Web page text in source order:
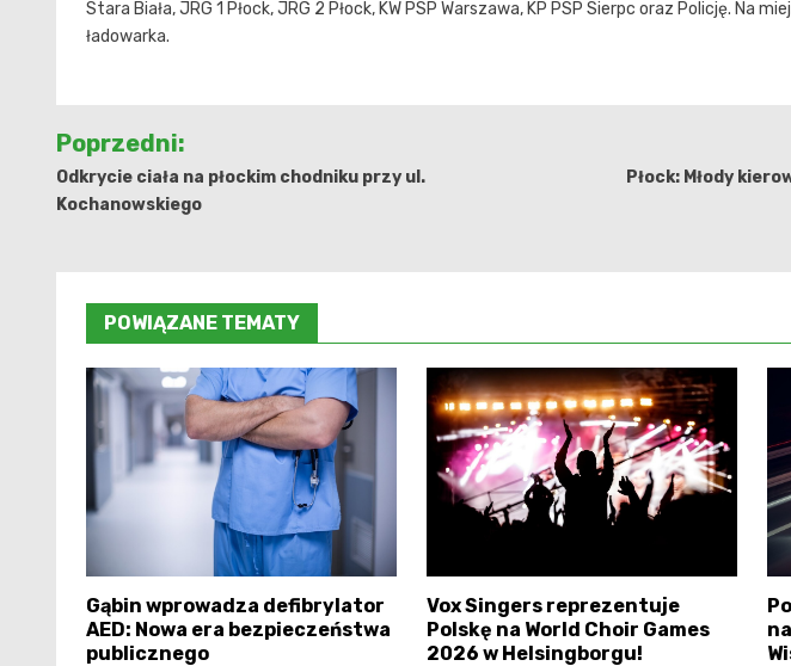
Stara Biała, JRG 1 Płock, JRG 2 Płock, KW PSP Warszawa, KP PSP Sierpc oraz Policję. Na
ładowarka.
Nawigacja
wpisu
Poprzedni:
Odkrycie ciała na płockim chodniku przy ul.
Kochanowskiego
Płock: Młody
POWIĄZANE TEMATY
Gąbin wprowadza defibrylator
AED: Nowa era bezpieczeństwa
publicznego
Vox Singers reprezentuje
Polskę na World Choir Games
2026 w Helsingborgu!